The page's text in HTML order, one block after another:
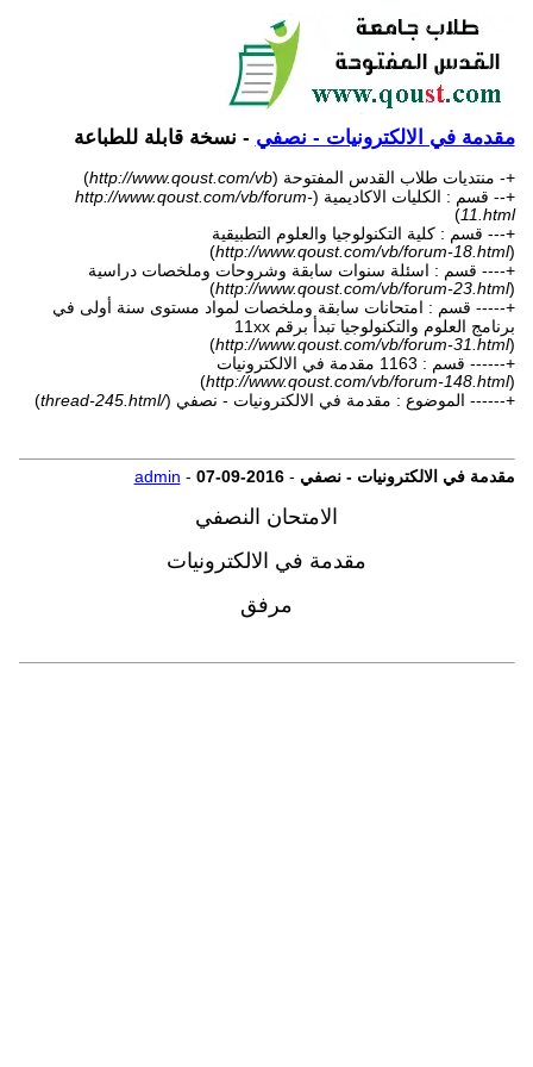
مقدمة في الالكترونيات - نصفي - نسخة قابلة للطباعة
+- منتديات طلاب القدس المفتوحة (http://www.qoust.com/vb
)
+-- قسم : الكليات الاكاديمية (http://www.qoust.com/vb/forum-
11.html
)
+--- قسم : كلية التكنولوجيا والعلوم التطبيقية
(
http://www.qoust.com/vb/forum-18.html
)
+---- قسم : اسئلة سنوات سابقة وشروحات وملخصات دراسية
(
http://www.qoust.com/vb/forum-23.html
)
+----- قسم : امتحانات سابقة وملخصات لمواد مستوى سنة أولى في
برنامج العلوم والتكنولوجيا تبدأ برقم 11xx
(http://www.qoust.com/vb/forum-31.html)
+------ قسم : 1163 مقدمة في الالكترونيات
(
http://www.qoust.com/vb/forum-148.html
)
+------ الموضوع : مقدمة في الالكترونيات - نصفي (/thread-245.html
)
مقدمة في الالكترونيات - نصفي -
admin - 07-09-2016
الامتحان النصفي
مقدمة في الالكترونيات
مرفق